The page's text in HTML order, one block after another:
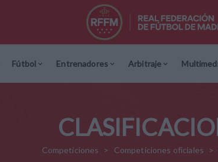
Fútbol Entrenadores Arbitraje
Competiciones Competiciones oficiales